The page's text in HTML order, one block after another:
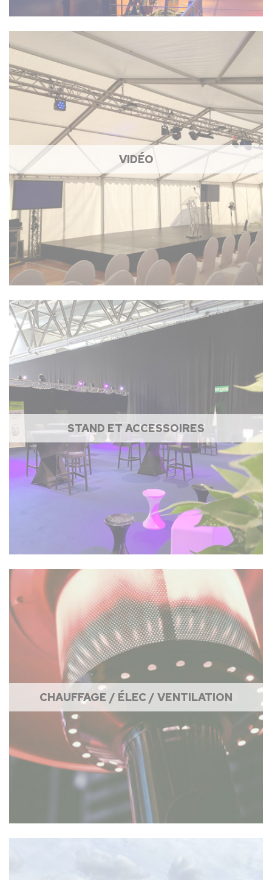
VIDÉO
STAND ET ACCESSOIRES
CHAUFFAGE / ÉLEC / VENTILATION